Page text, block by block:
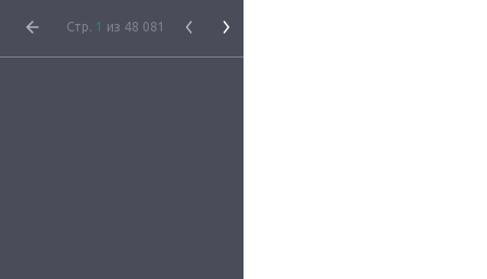
Стр. 1 из 48 081